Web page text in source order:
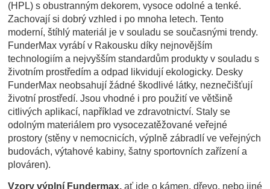
(HPL) s obustranným dekorem, vysoce odolné a tenké.
Zachovají si dobrý vzhled i po mnoha letech. Tento
moderní, štíhlý materiál je v souladu se současnými trendy.
FunderMax vyrábí v Rakousku díky nejnovějším
technologiím a nejvyšším standardům produkty v souladu s
životním prostředím a odpad likvidují ekologicky. Desky
FunderMax neobsahují žádné škodlivé látky, neznečišťují
životní prostředí. Jsou vhodné i pro použití ve většině
citlivých aplikací, například ve zdravotnictví. Staly se
odolným materiálem pro vysocezatěžované veřejné
prostory (stěny v nemocnicích, výplně zábradlí ve veřejných
budovách, výtahové kabiny, šatny sportovních zařízení a
plováren).
Vzory výplní Fundermax, ať jde o kámen, dřevo, nebo jiné